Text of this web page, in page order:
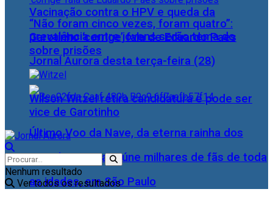
Vacinação contra o HPV e queda da
prevalência entre jovens serão tema do
Jornal Aurora desta terça-feira (28)
Último Voo da Nave, da eterna rainha dos
Baixinhos, Xuxa reúne milhares de fãs de toda
as idades, em São Paulo
“Não foram cinco vezes, foram quatro”:
Garotinho ‘corrige’ fala de Eduardo Paes
sobre prisões
Wilson Witzel retira candidatura e pode ser
vice de Garotinho
Nenhum resultado
Ver todos os resultados